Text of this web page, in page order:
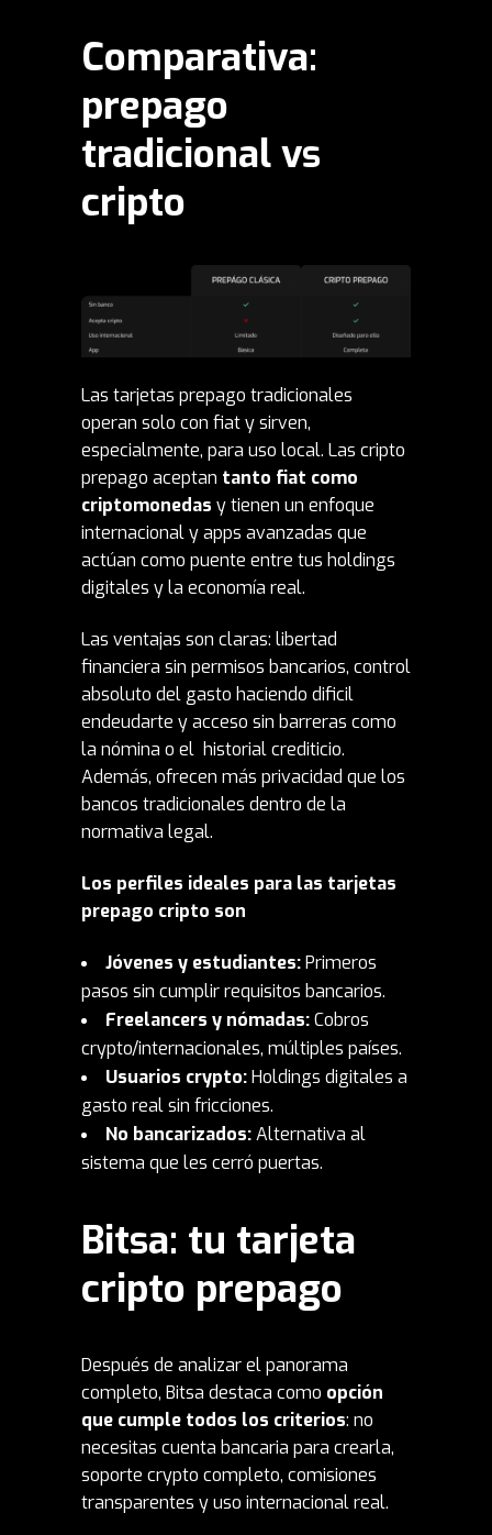
Comparativa:
prepago
tradicional vs
cripto
Las tarjetas prepago tradicionales
operan solo con fiat y sirven,
especialmente, para uso local. Las cripto
prepago aceptan tanto fiat como
criptomonedas y tienen un enfoque
internacional y apps avanzadas que
actúan como puente entre tus holdings
digitales y la economía real.
Las ventajas son claras: libertad
financiera sin permisos bancarios, control
absoluto del gasto haciendo dificil
endeudarte y acceso sin barreras como
la nómina o el historial crediticio.
Además, ofrecen más privacidad que los
bancos tradicionales dentro de la
normativa legal.
Los perfiles ideales para las tarjetas
prepago cripto son
Jóvenes y estudiantes:Primeros
pasos sin cumplir requisitos bancarios.
Freelancers y nómadas:Cobros
crypto/internacionales, múltiples países.
Usuarios crypto:Holdings digitales a
gasto real sin fricciones.
No bancarizados:Alternativa al
sistema que les cerró puertas.
Bitsa: tu tarjeta
cripto prepago
Después de analizar el panorama
completo, Bitsa destaca como opción
que cumple todos los criterios: no
necesitas cuenta bancaria para crearla,
soporte crypto completo, comisiones
transparentes y uso internacional real.